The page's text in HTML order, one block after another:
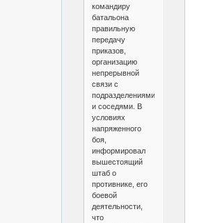
командиру
батальона
правильную
передачу
приказов,
организацию
непрерывной
связи с
подразделениями
и соседями. В
условиях
напряженного
боя,
информировал
вышестоящий
штаб о
противнике, его
боевой
деятельности,
что